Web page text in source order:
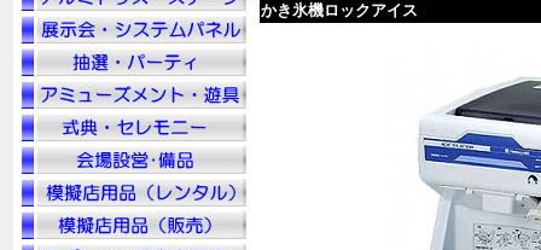
かき氷機ロックアイス